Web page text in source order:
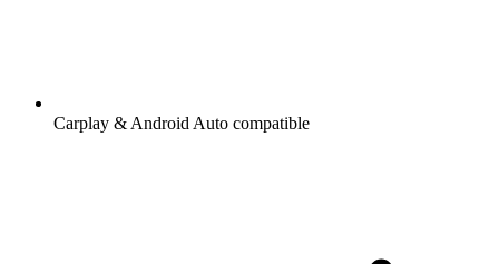
Carplay & Android Auto compatible